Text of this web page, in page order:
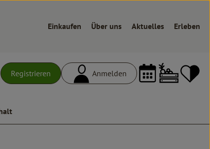
Einkaufen Über uns Aktuelles Erleben
Registrieren Anmelden